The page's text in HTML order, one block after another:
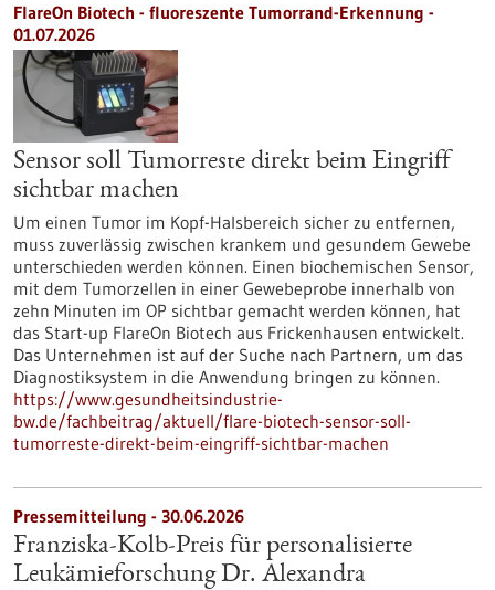
FlareOn Biotech - fluoreszente Tumorrand-Erkennung -
01.07.2026
Sensor soll Tumorreste direkt beim Eingriff
sichtbar machen
Um einen Tumor im Kopf-Halsbereich sicher zu entfernen,
muss zuverlässig zwischen krankem und gesundem Gewebe
unterschieden werden können. Einen biochemischen Sensor,
mit dem Tumorzellen in einer Gewebeprobe innerhalb von
zehn Minuten im OP sichtbar gemacht werden können, hat
das Start-up FlareOn Biotech aus Frickenhausen entwickelt.
Das Unternehmen ist auf der Suche nach Partnern, um das
Diagnostiksystem in die Anwendung bringen zu können.
https://www.gesundheitsindustrie-
bw.de/fachbeitrag/aktuell/flare-biotech-sensor-soll-
tumorreste-direkt-beim-eingriff-sichtbar-machen
Pressemitteilung - 30.06.2026
Franziska-Kolb-Preis für personalisierte
Leukämieforschung Dr. Alexandra